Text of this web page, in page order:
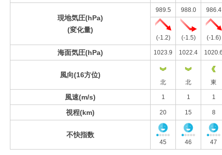
現地気圧(hPa)
(変化量)
989.5 988.0 986.4
(-1.2) (-1.5) (-1.6)
海面気圧(hPa) 1023.9 1022.4
風向(16方位)
北 北 東
風速(m/s) 1 1 1
視程(km) 20 15 8
不快指数
45 46 47